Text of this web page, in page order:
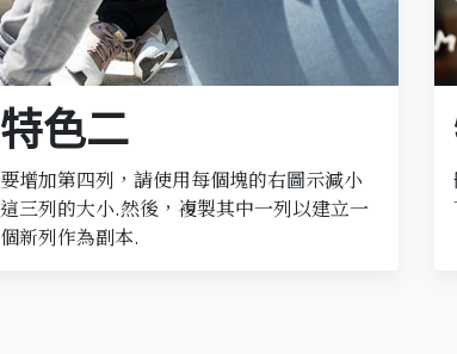
特色二
要增加第四列，請使用每個塊的右圖示減小
這三列的大小.然後，複製其中一列以建立一
個新列作為副本.